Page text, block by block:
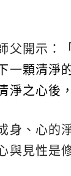
父開示：「
一顆清淨
淨之心後
身、心的
與見性是